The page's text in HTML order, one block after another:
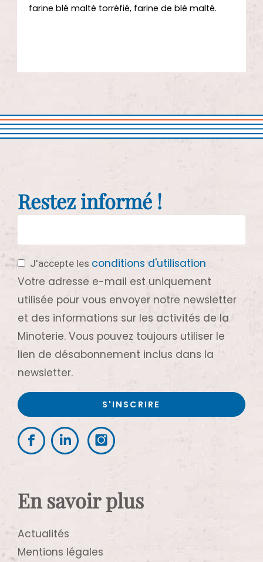
farine blé malté torréfié, farine de blé malté.
Restez informé !
J'accepte les conditions d'utilisation
Votre adresse e-mail est uniquement
utilisée pour vous envoyer notre newsletter
et des informations sur les activités de la
Minoterie. Vous pouvez toujours utiliser le
lien de désabonnement inclus dans la
newsletter.
En savoir plus
Actualités
Mentions légales